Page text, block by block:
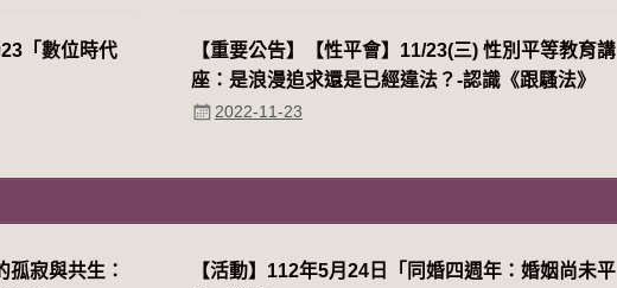
「數位時代
【重要公告】【性平會】11/23(三) 性別平等教育講
座：是浪漫追求還是已經違法？-認識《跟騷法》
2022-11-23
寂與共生：
【活動】112年5月24日「同婚四週年：婚姻尚未平